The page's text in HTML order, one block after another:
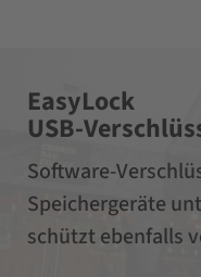
EasyLock
USB-
Software-
Speichergeräte
schützt ebenfalls